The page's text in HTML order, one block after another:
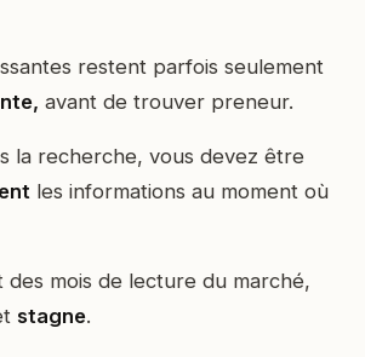
restent parfois seulement
avant de trouver preneur.
la recherche, vous devez être
les informations au moment où
mois de lecture du marché,
stagne.